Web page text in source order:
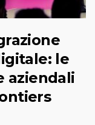
le
aziendali